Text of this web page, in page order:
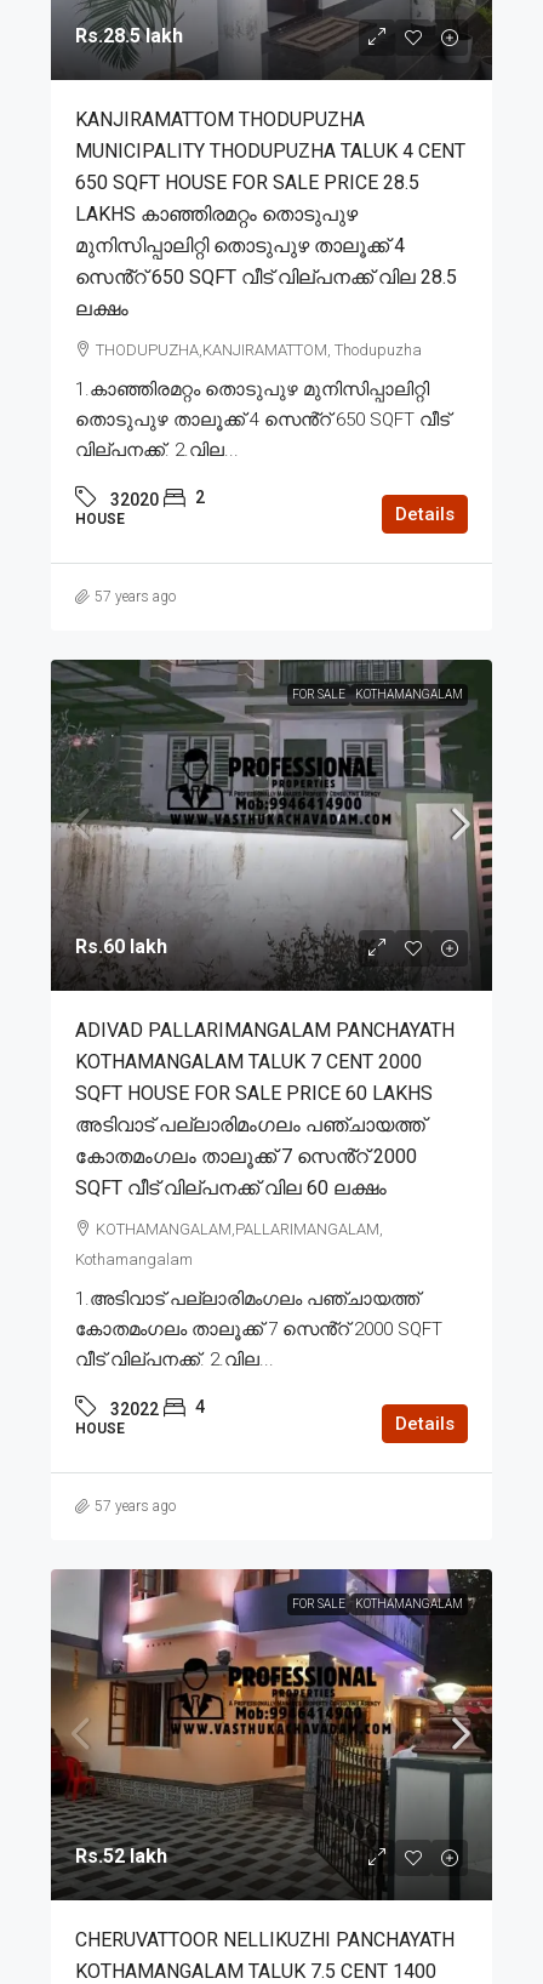
Rs.28.5 lakh
KANJIRAMATTOM THODUPUZHA
MUNICIPALITY THODUPUZHA TALUK 4 CENT
650 SQFT HOUSE FOR SALE PRICE 28.5
LAKHS കാഞ്ഞിരമറ്റം തൊടുപുഴ
മുനിസിപ്പാലിറ്റി തൊടുപുഴ താലൂക്ക് 4
സെൻ്റ് 650 SQFT വീട് വില്പനക്ക് വില 28.5
ലക്ഷം
THODUPUZHA,KANJIRAMATTOM, Thodupuzha
1.കാഞ്ഞിരമറ്റം തൊടുപുഴ മുനിസിപ്പാലിറ്റി
തൊടുപുഴ താലൂക്ക് 4 സെൻ്റ് 650 SQFT വീട്
വില്പനക്ക്. 2.വില...
32020 2
HOUSE Details
57 years ago
FOR SALE KOTHAMANGALAM
Rs.60 lakh
ADIVAD PALLARIMANGALAM PANCHAYATH
KOTHAMANGALAM TALUK 7 CENT 2000
SQFT HOUSE FOR SALE PRICE 60 LAKHS
അടിവാട് പല്ലാരിമംഗലം പഞ്ചായത്ത്
കോതമംഗലം താലൂക്ക് 7 സെൻ്റ് 2000
SQFT വീട് വില്പനക്ക് വില 60 ലക്ഷം
KOTHAMANGALAM,PALLARIMANGALAM,
Kothamangalam
1.അടിവാട് പല്ലാരിമംഗലം പഞ്ചായത്ത്
കോതമംഗലം താലൂക്ക് 7 സെൻ്റ് 2000 SQFT
വീട് വില്പനക്ക്. 2.വില...
32022 4
HOUSE Details
57 years ago
FOR SALE KOTHAMANGALAM
Rs.52 lakh
CHERUVATTOOR NELLIKUZHI PANCHAYATH
KOTHAMANGALAM TALUK 7.5 CENT 1400